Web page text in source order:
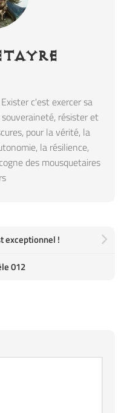
c'est exercer sa
résister et
pour la vérité, la
la résilience,
des mousquetaires
exceptionnel !
012